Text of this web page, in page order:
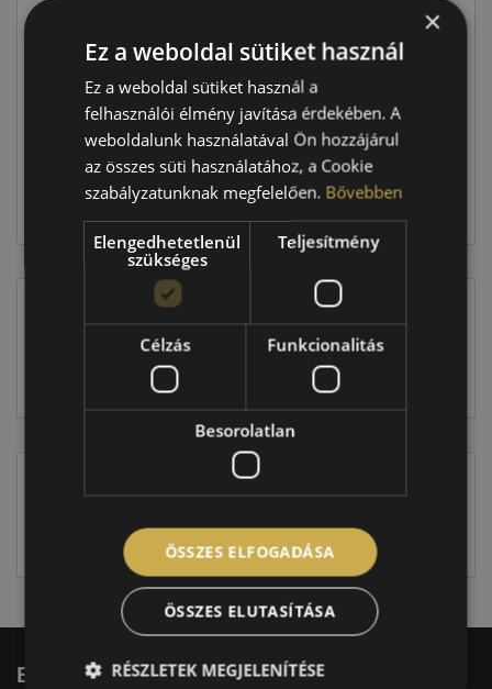
72 690 Ft
Raktáron:
290 760 Ft
Kosárba
EU-s abroncscímke
Figyelem a feltüntetett címke adatok tájékoztató
címkével ellátott abroncs kerül kiszállításra.
Elérhetőség
×
Ez a weboldal sütiket használ
Ez a weboldal sütiket használ a
felhasználói élmény javítása érdekében. A
weboldalunk használatával Ön hozzájárul
az összes süti használatához, a Cookie
szabályzatunknak megfelelően. Bővebben
Elengedhetetlenül
szükséges
Teljesítmény
Célzás Funkcionalitás
Besorolatlan
ÖSSZES ELFOGADÁSA
ÖSSZES ELUTASÍTÁSA
RÉSZLETEK MEGJELENÍTÉSE